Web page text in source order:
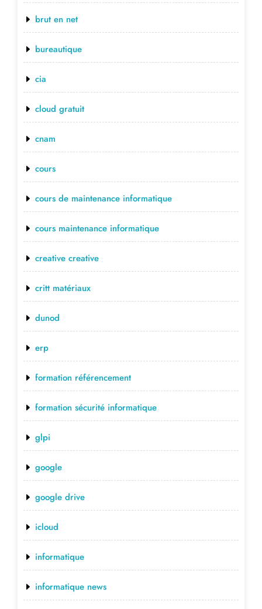
brut en net
bureautique
cia
cloud gratuit
cnam
cours
cours de maintenance informatique
cours maintenance informatique
creative creative
critt matériaux
dunod
erp
formation référencement
formation sécurité informatique
glpi
google
google drive
icloud
informatique
informatique news